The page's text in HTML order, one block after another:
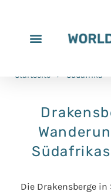
Startseite > Südafrika
Die Drakensberge